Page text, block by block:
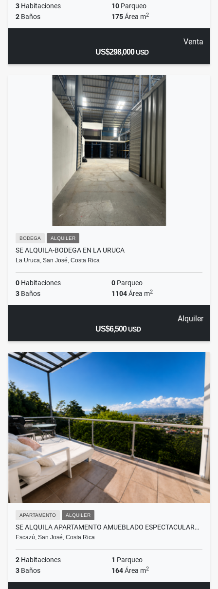
3 Habitaciones 10 Parqueo
2 Baños 175Área m2
Venta
US$298,000USD
BODEGA ALQUILER
SE ALQUILA-BODEGA EN LA URUCA
La Uruca, San José, Costa Rica
0 Habitaciones 0 Parqueo
3 Baños 1104Área m2
Alquiler
US$6,500USD
APARTAMENTO ALQUILER
SE ALQUILA APARTAMENTO AMUEBLADO ESPECTACULAR…
Escazú, San José, Costa Rica
2 Habitaciones 1 Parqueo
3 Baños 164Área m2